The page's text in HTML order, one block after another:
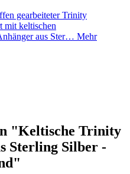
gearbeiteter Trinity
mit keltischen
aus Ster… Mehr
"Keltische Trinity
Sterling Silber -